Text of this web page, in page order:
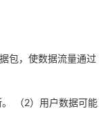
包，使数据流量通过
（2）用户数据可能